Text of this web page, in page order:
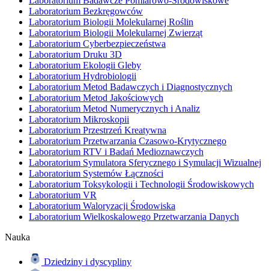
Laboratorium Bezkręgowców
Laboratorium Biologii Molekularnej Roślin
Laboratorium Biologii Molekularnej Zwierząt
Laboratorium Cyberbezpieczeństwa
Laboratorium Druku 3D
Laboratorium Ekologii Gleby
Laboratorium Hydrobiologii
Laboratorium Metod Badawczych i Diagnostycznych
Laboratorium Metod Jakościowych
Laboratorium Metod Numerycznych i Analiz
Laboratorium Mikroskopii
Laboratorium Przestrzeń Kreatywna
Laboratorium Przetwarzania Czasowo-Krytycznego
Laboratorium RTV i Badań Medioznawczych
Laboratorium Symulatora Sferycznego i Symulacji Wizualnej
Laboratorium Systemów Łączności
Laboratorium Toksykologii i Technologii Środowiskowych
Laboratorium VR
Laboratorium Waloryzacji Środowiska
Laboratorium Wielkoskalowego Przetwarzania Danych
Nauka
Dziedziny i dyscypliny